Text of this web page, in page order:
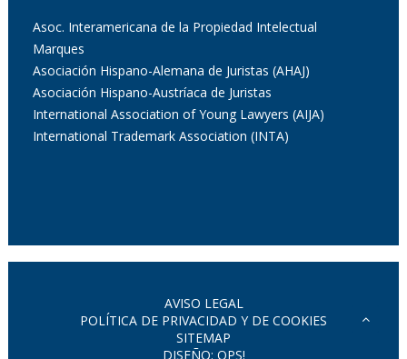
Asoc. Interamericana de la Propiedad Intelectual
Marques
Asociación Hispano-Alemana de Juristas (AHAJ)
Asociación Hispano-Austríaca de Juristas
International Association of Young Lawyers (AIJA)
International Trademark Association (INTA)
AVISO LEGAL
POLÍTICA DE PRIVACIDAD Y DE COOKIES
SITEMAP
DISEÑO: OPS!